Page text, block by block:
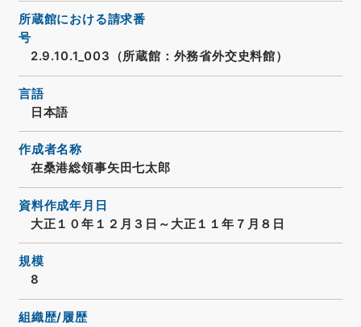
所蔵館における請求番
号
2.9.10.1_003（所蔵館：外務省外交史料館）
言語
日本語
作成者名称
在桑港総領事矢田七太郎
資料作成年月日
大正１０年１２月３日～大正１１年７月８日
規模
8
組織歴/履歴